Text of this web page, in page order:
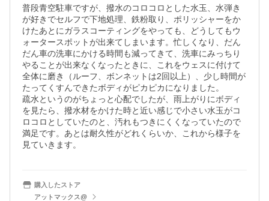
普段青空駐車ですが、撥水のコロコロとした水玉、水弾き
が好きでセルフで下地処理、鉄粉取り、ポリッシャーをか
けたあとにガラスコーティングをやっても、どうしてもウ
ォータースポットが出来てしまいます。忙しくなり、だん
だん車の洗車にかける時間も減ってきて、洗車にみっちり
やることが出来なくなったときに、これをウェスに付けて
全体に磨き（ルーフ、ボンネットは2回以上）、少し時間が
たってくすんできたボディがピカピカになりました。
疏水というのがちょっと心配でしたが、雨上がりにボディ
を見たら、撥水材をかけた時と近い感じで小さい水玉がコ
ロコロとしていたのと、汚れもつきにくくなっていたので
満足です。あとは耐久性がどれくらいか、これから様子を
見ていきます。
購入したストア
アットマックス@